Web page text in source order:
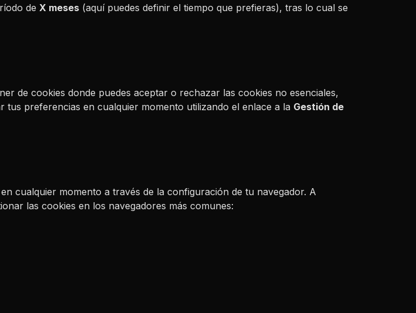
de X meses (aquí puedes definir el tiempo que prefieras), tras lo cual se
de cookies donde puedes aceptar o rechazar las cookies no esenciales,
tus preferencias en cualquier momento utilizando el enlace a la Gestión de
cualquier momento a través de la configuración de tu navegador. A
las cookies en los navegadores más comunes: